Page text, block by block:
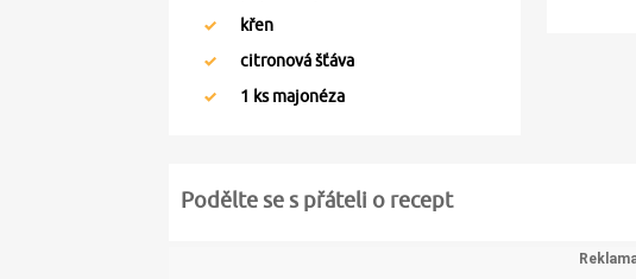
křen
citronová šťáva
1 ks majonéza
Podělte se s přáteli o recept